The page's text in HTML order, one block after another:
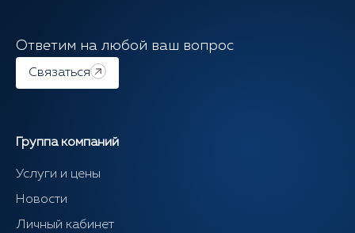
Ответим на любой ваш вопрос
Связаться
Группа компаний
Услуги и цены
Новости
Личный кабинет